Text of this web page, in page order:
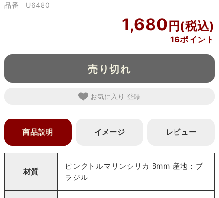
品番：U6480
1,680
16ポイント
売り切れ
お気に入り
商品説明 イメージ レビュー
材質
ピンクトルマリンシリカ 8mm 産地：ブ
ラジル